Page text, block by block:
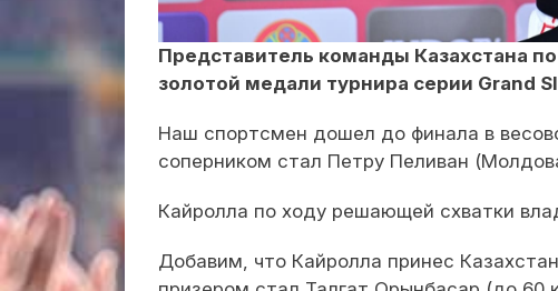
Представитель команды Казахстана
золотой медали турнира серии Grand
Наш спортсмен дошел до финала в
соперником стал Петру Пеливан
Кайролла по ходу решающей схватки
Добавим, что Кайролла принес